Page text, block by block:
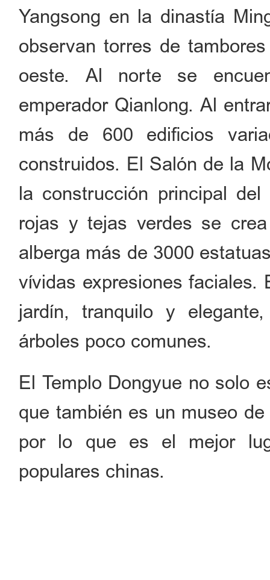
Yangsong en la dinastía
observan torres de
oeste. Al norte se
emperador Qianlong. Al
más de 600 edificios
construidos. El Salón de la
la construcción principal
rojas y tejas verdes se
alberga más de 3000
vívidas expresiones faciales.
jardín, tranquilo y
árboles poco comunes.
El Templo Dongyue no solo
que también es un museo
por lo que es el mejor
populares chinas.